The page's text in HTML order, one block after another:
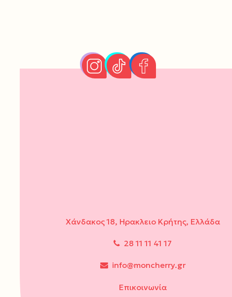
Χάνδακος 18, Ηρακλειο Κρήτης, Ελλάδα
28 11 11 41 17
info@moncherry.gr
Επικοινωνία